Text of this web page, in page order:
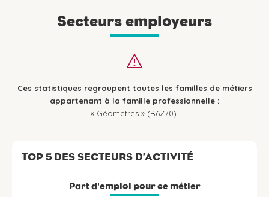
Secteurs employeurs
Ces statistiques regroupent toutes les familles de métiers
appartenant à la famille professionnelle :
« Géomètres » (B6Z70).
TOP 5 DES SECTEURS D’ACTIVITÉ
Part d'emploi pour ce métier